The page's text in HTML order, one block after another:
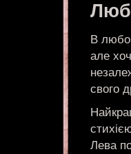
В
але
свого
Лева